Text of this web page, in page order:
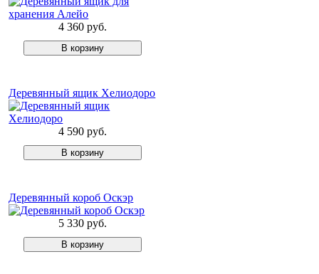
4 360 руб.
Деревянный ящик Хелиодоро
4 590 руб.
Деревянный короб Оскэр
5 330 руб.